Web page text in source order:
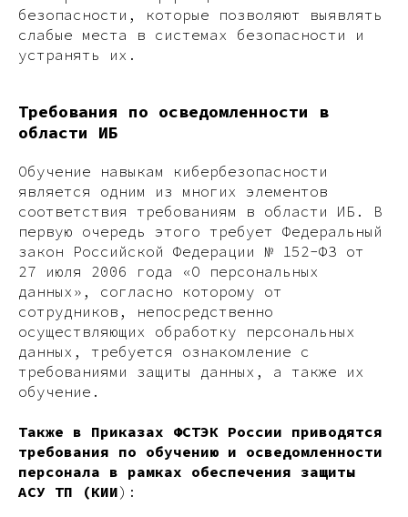
безопасности, которые позволяют выявлять
слабые места в системах безопасности и
устранять их.
Требования по осведомленности в
области ИБ
Обучение навыкам кибербезопасности
является одним из многих элементов
соответствия требованиям в области ИБ. В
первую очередь этого требует Федеральный
закон Российской Федерации № 152-ФЗ от
27 июля 2006 года «О персональных
данных», согласно которому от
сотрудников, непосредственно
осуществляющих обработку персональных
данных, требуется ознакомление с
требованиями защиты данных, а также их
обучение.
Также в Приказах ФСТЭК России приводятся
требования по обучению и осведомленности
персонала в рамках обеспечения защиты
АСУ ТП (КИИ):